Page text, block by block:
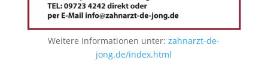
Weitere Informationen unter:zahnarzt-de-
jong.de/index.html